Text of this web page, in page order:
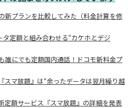
新プランを比較してみた（料金計算を修
定額と組み合わせる“カケホとデジ
誰にでも定額国内通話！ドコモ新料金プ
スマ放題』は“余ったデータは翌月繰り越
定額サービス『スマ放題』の詳細を発表